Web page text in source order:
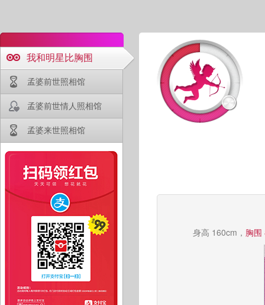
我和明星比胸围
孟婆前世照相馆
孟婆前世情人照相馆
孟婆来世照相馆
身高 160cm， 胸围